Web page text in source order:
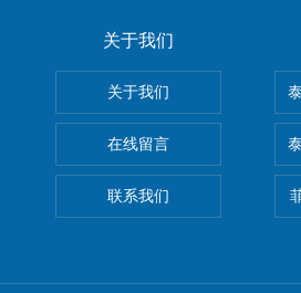
关于我们
关于我们
在线留言
联系我们